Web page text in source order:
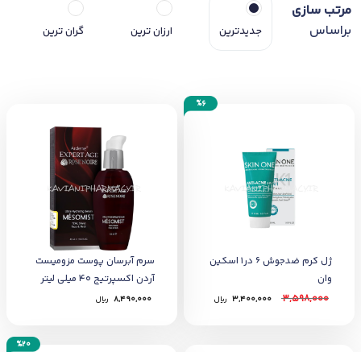
مرتب سازی
براساس
جدیدترین ارزان ترین گران ترین
%6
ژل کرم ضدجوش 6 در1 اسکین
وان
3,598,000
3,400,000 ﷼
سرم آبرسان پوست مزومیست
آردن اکسپرتیج 40 میلی لیتر
8,490,000 ﷼
%20